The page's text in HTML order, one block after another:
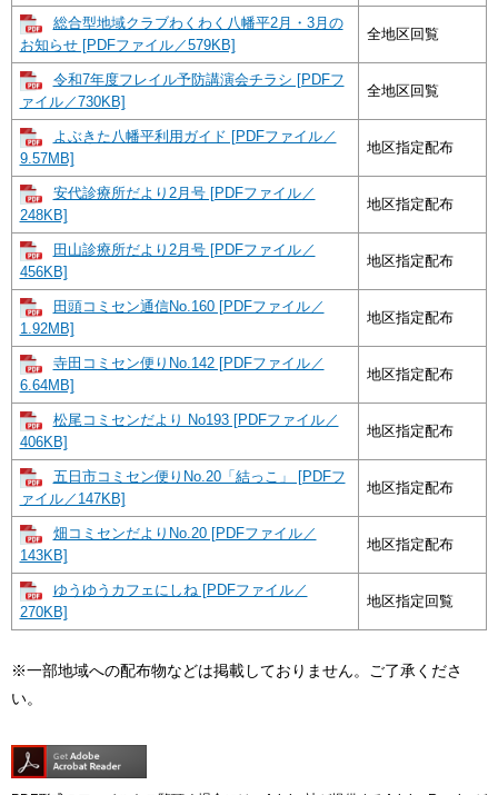
総合型地域クラブわくわく八幡平2月・3月の
お知らせ [PDFファイル／579KB]
全地区回覧
令和7年度フレイル予防講演会チラシ [PDFフ
ァイル／730KB]
全地区回覧
よぶきた八幡平利用ガイド [PDFファイル／
9.57MB]
地区指定配布
安代診療所だより2月号 [PDFファイル／
248KB]
地区指定配布
田山診療所だより2月号 [PDFファイル／
456KB]
地区指定配布
田頭コミセン通信No.160 [PDFファイル／
1.92MB]
地区指定配布
寺田コミセン便りNo.142 [PDFファイル／
6.64MB]
地区指定配布
松尾コミセンだより No193 [PDFファイル／
406KB]
地区指定配布
五日市コミセン便りNo.20「結っこ」 [PDFフ
ァイル／147KB]
地区指定配布
畑コミセンだよりNo.20 [PDFファイル／
143KB]
地区指定配布
ゆうゆうカフェにしね [PDFファイル／
270KB]
地区指定回覧
※一部地域への配布物などは掲載しておりません。ご了承くださ
い。